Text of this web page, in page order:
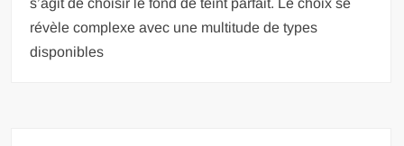
s’agit de choisir le fond de teint parfait. Le choix se
révèle complexe avec une multitude de types
disponibles